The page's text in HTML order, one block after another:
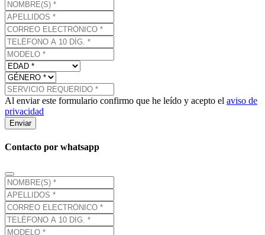
Al enviar este formulario confirmo que he leído y acepto el aviso de
privacidad
Enviar
Contacto por whatsapp